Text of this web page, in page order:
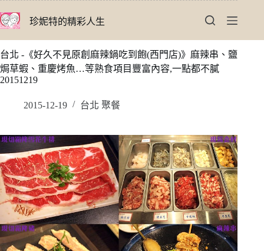
至
要
內
容
珍妮特的精彩人生
台北 -《好久不見原創麻辣鍋吃到飽(西門店)》麻辣串、鹽
焗草蝦、重慶烤魚…等熟食項目豐富內容,一點都不膩
20151219
2015-12-19 台北 聚餐